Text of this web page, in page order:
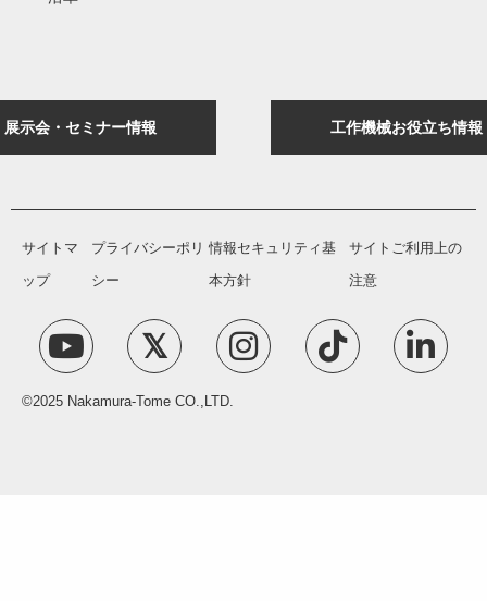
展示会・セミナー情報 工作機械お役立ち情報
サイトマ
ップ
プライバシーポリ
シー
情報セキュリティ基
本方針
サイトご利用上の
注意
©2025 Nakamura-Tome CO.,LTD.